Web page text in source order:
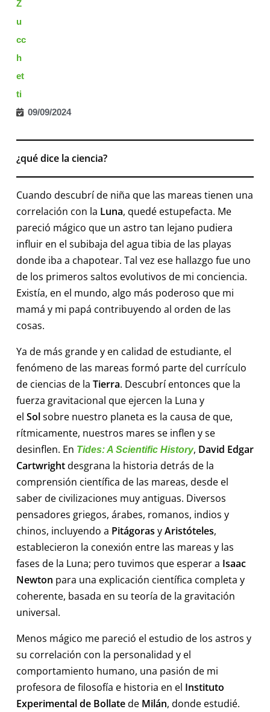
09/09/2024
¿qué dice la ciencia?
Cuando descubrí de niña que las mareas tienen una
correlación con la Luna, quedé estupefacta. Me
pareció mágico que un astro tan lejano pudiera
influir en el subibaja del agua tibia de las playas
donde iba a chapotear. Tal vez ese hallazgo fue uno
de los primeros saltos evolutivos de mi conciencia.
Existía, en el mundo, algo más poderoso que mi
mamá y mi papá contribuyendo al orden de las
cosas.
Ya de más grande y en calidad de estudiante, el
fenómeno de las mareas formó parte del currículo
de ciencias de la Tierra. Descubrí entonces que la
fuerza gravitacional que ejercen la Luna y
el Solsobre nuestro planeta es la causa de que,
rítmicamente, nuestros mares se inflen y se
desinflen. En Tides: A Scientific History, David Edgar
Cartwrightdesgrana la historia detrás de la
comprensión científica de las mareas, desde el
saber de civilizaciones muy antiguas. Diversos
pensadores griegos, árabes, romanos, indios y
chinos, incluyendo a Pitágoras yAristóteles,
establecieron la conexión entre las mareas y las
fases de la Luna; pero tuvimos que esperar a Isaac
Newton para una explicación científica completa y
coherente, basada en su teoría de la gravitación
universal.
Menos mágico me pareció el estudio de los astros y
su correlación con la personalidad y el
comportamiento humano, una pasión de mi
profesora de filosofía e historia en el Instituto
Experimental de Bollatede Milán, donde estudié.